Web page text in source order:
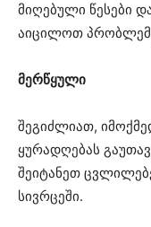
მიღებული წესები
აიცილოთ
მერწყული
შეგიძლიათ,
ყურადღებას
შეიტანეთ
სივრცეში.